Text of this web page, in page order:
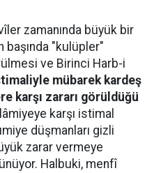
zamanında büyük bir
"kulüpler"
ve Birinci Harb-i
mübarek kardeş
karşı zararı görüldüğü
karşı istimal
düşmanları gizli
zarar vermeye
Halbuki, menfî